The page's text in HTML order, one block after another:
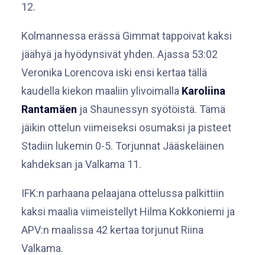
12.
Kolmannessa erässä Gimmat tappoivat kaksi
jäähyä ja hyödynsivät yhden. Ajassa 53:02
Veronika Lorencova iski ensi kertaa tällä
kaudella kiekon maaliin ylivoimalla Karoliina
Rantamäen ja Shaunessyn syötöistä. Tämä
jäikin ottelun viimeiseksi osumaksi ja pisteet
Stadiin lukemin 0-5. Torjunnat Jääskeläinen
kahdeksan ja Valkama 11.
IFK:n parhaana pelaajana ottelussa palkittiin
kaksi maalia viimeistellyt Hilma Kokkoniemi ja
APV:n maalissa 42 kertaa torjunut Riina
Valkama.